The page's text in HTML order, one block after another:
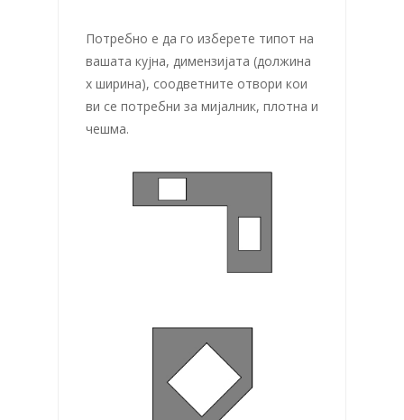
Потребно е да го изберете типот на
вашата кујна, димензијата (должина
х ширина), соодветните отвори кои
ви се потребни за мијалник, плотна и
чешма.